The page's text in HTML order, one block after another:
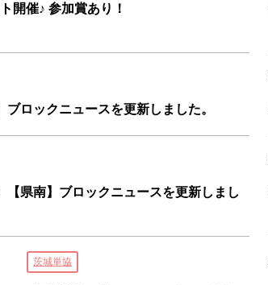
開催♪ 参加賞あり！
ロックニュースを更新しました。
【県南】ブロックニュースを更新しまし
茨城単協